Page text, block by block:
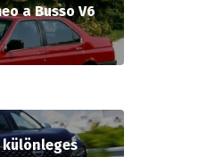
a Busso V6
különleges